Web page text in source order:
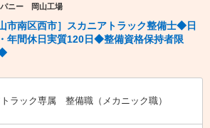
パニー 岡山工場
山市南区西市］スカニアトラック整備士◆日
年間休日実質120日◆整備資格保持者限
ラック専属 整備職（メカニック職）